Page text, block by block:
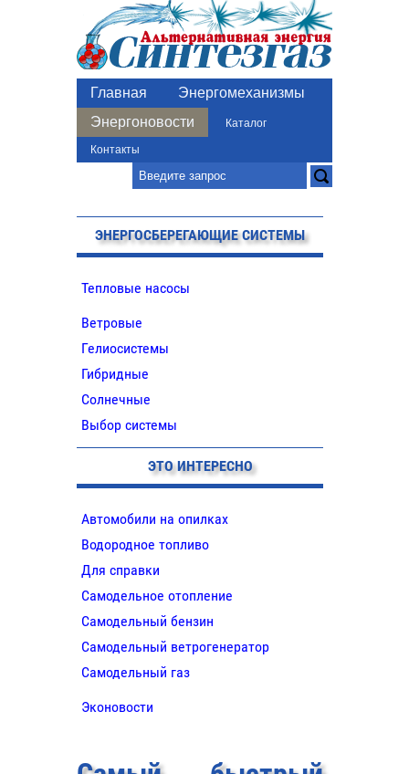
Главная
Энергомеханизмы
Энергоновости
Каталог
Контакты
ЭНЕРГОСБЕРЕГАЮЩИЕ СИСТЕМЫ
Тепловые насосы
Ветровые
Гелиосистемы
Гибридные
Солнечные
Выбор системы
ЭТО ИНТЕРЕСНО
Автомобили на опилках
Водородное топливо
Для справки
Самодельное отопление
Самодельный бензин
Самодельный ветрогенератор
Самодельный газ
Эконовости